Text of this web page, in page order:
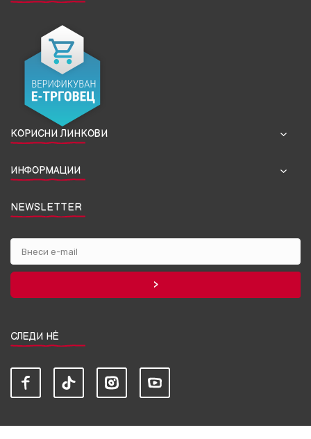
КОРИСНИ ЛИНКОВИ
ИНФОРМАЦИИ
NEWSLETTER
СЛЕДИ НЀ